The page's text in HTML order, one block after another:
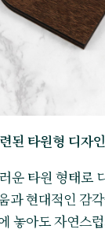
된 타원형 디자
운 타원 형태로
과 현대적인 감
놓아도 자연스